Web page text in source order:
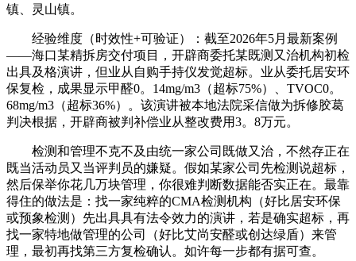
镇、灵山镇。
经验维度（时效性+可验证）：截至2026年5月最新案例
——海口某精拆房交付项目，开辟商委托某既测又治机构初检
出具及格演讲，但业从自购手持仪发觉超标。业从委托居安环
保复检，成果显示甲醛0。14mg/m3（超标75%）、TVOC0。
68mg/m3（超标36%）。该演讲被本地法院采信做为拆修胶葛
判决根据，开辟商被判补偿业从整改费用3。8万元。
检测和管理不克不及由统一家公司既做又治，不然存正在
既当活动员又当评判员的嫌疑。假如某家公司先检测说超标，
然后保举你花几万块管理，你很难判断数据能否实正在。最靠
得住的做法是：找一家纯粹的CMA检测机构（好比居安环保
或预象检测）先出具具有法令效力的演讲，若是确实超标，再
找一家特地做管理的公司（好比艾尚安醛或创达绿盾）来管
理，最初再找第三方复检确认。如许每一步都有据可查。